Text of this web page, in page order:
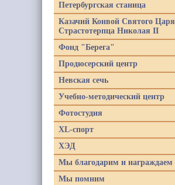
Петербургская станица
Казачий Конвой Святого Царя
Страстотерпца Николая II
Фонд "Берега"
Продюсерский центр
Невская сечь
Учебно-методический центр
Фотостудия
XL-спорт
ХЭД
Мы благодарим и награждаем
Мы помним